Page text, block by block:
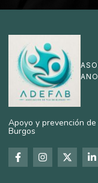
Apoyo y prevención
Burgos